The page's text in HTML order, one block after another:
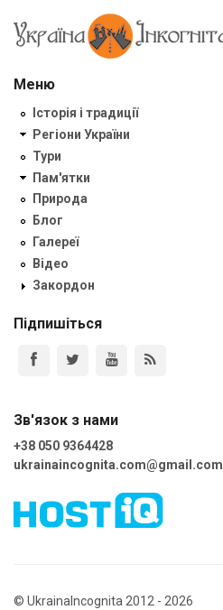
Меню
Історія і традиції
Регіони України
Тури
Пам'ятки
Природа
Блог
Галереї
Відео
Закордон
Підпишіться
Зв'язок з нами
+38 050 9364428
ukrainaincognita.com@gmail.com
© UkrainaIncognita 2012 - 2026